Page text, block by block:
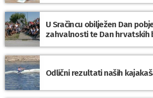
U Sračincu obilježen Dan
zahvalnosti te Dan hrvatskih
Odlični rezultati naših